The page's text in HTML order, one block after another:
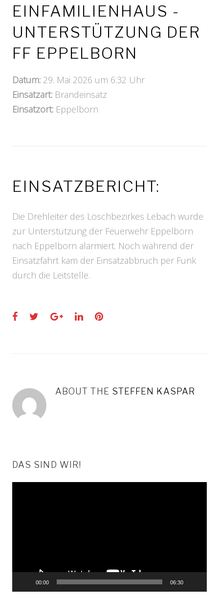
EINFAMILIENHAUS -
UNTERSTÜTZUNG DER
FF EPPELBORN
Datum: 29. Mai 2026 um 6:32 Uhr
Einsatzart: Brandeinsatz
Einsatzort: Eppelborn
EINSATZBERICHT:
Die Drehleiter des Löschbezirkes Lebach wurde
zur Unterstützung der Feuerwehr Eppelborn
nach Eppelborn alarmiert. Noch während der
Einsatzfahrt kam der Einsatzabbruch per Funk
durch die Leitstelle.
Facebook
TwitterGoogle+LinkedInPinterest
ABOUT THE STEFFEN KASPAR
DAS SIND WIR!
00:00 06:30